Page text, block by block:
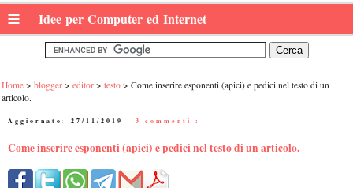
≡ Idee per Computer ed Internet
Home blogger editor testo
Come inserire esponenti (apici) e pedici nel testo di un
articolo.
Aggiornato: 27/11/2019 3 commenti :
Come inserire esponenti (apici) e pedici nel testo di un articolo.